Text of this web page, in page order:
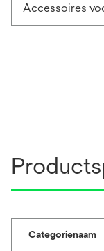
Accessoires
Categorienaam